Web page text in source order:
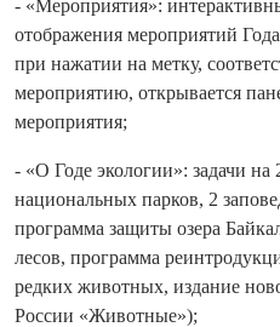
- «Мероприятия»:
отображения мероприятий
при нажатии на метку,
мероприятию, открывается
мероприятия;
- «О Годе экологии»: задачи на
национальных парков, 2
программа защиты озера
лесов, программа
редких животных, издание
России «Животные»);